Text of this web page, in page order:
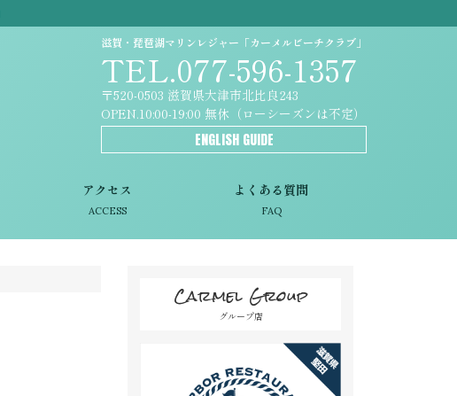
アクセス
ACCESS
よくある質問
FAQ
滋賀・琵琶湖マリンレジャー「カーメルビーチクラブ」
TEL.077-596-1357
〒520-0503 滋賀県大津市北比良243
OPEN.10:00-19:00 無休（ローシーズンは不定）
ENGLISH GUIDE
Carmel Group
グループ店